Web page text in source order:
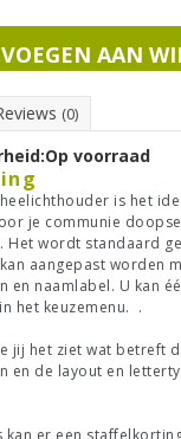
AAN
(0)
Op voorraad
is het
je communie
Het wordt standaard
aangepast worden
en naamlabel. U kan
het keuzemenu. .
jij het ziet wat betreft
en de layout en
kan er een